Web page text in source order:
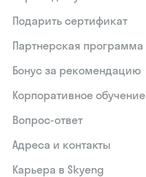
Подарить сертификат
Партнерская программа
Бонус за рекомендацию
Корпоративное обучение
Вопрос-ответ
Адреса и контакты
Карьера в Skyeng